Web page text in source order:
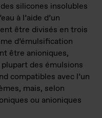
silicones insolubles
à l’aide d’un
être divisés en trois
d’émulsification
être anioniques,
des émulsions
compatibles avec l’un
mais, selon
ou anioniques